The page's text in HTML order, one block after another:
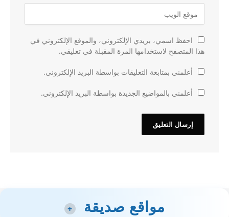
احفظ اسمي، بريدي الإلكتروني، والموقع الإلكتروني في
هذا المتصفح لاستخدامها المرة المقبلة في تعليقي.
أعلمني بمتابعة التعليقات بواسطة البريد الإلكتروني.
أعلمني بالمواضيع الجديدة بواسطة البريد الإلكتروني.
مواقع صديقة +